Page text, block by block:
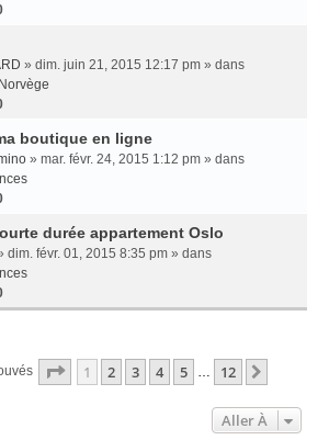
» dim. juin 21, 2015 12:17 pm » dans
boutique en ligne
» mar. févr. 24, 2015 1:12 pm » dans
durée appartement Oslo
dim. févr. 01, 2015 8:35 pm » dans
Page 1Sur
1 2 3 4 5 … 12
Aller À